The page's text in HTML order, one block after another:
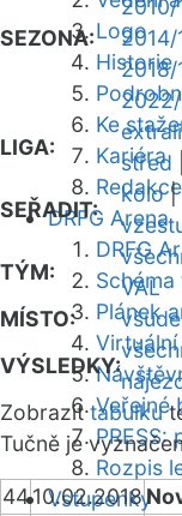
Logo
Historie
Ke
Kariéra
DRFG Arena
DRFG
Plánek
Veřejné
PRESS:
Rozpis
Vstupenky
SEZONA:
2010/
2014/
2018/
LIGA:
střed
SEŘADIT:
kolo|
TÝM:
VAL
MÍSTO:
všude
VÝSLEDKY:
Zobrazittabulku
Tučně je
4410.02.2018